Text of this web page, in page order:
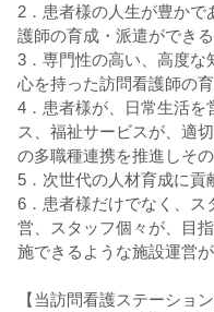
2．患者様の人生が豊か
護師の育成・派遣ができる
3．専門性の高い、高度な
心を持った訪問看護師の
4．患者様が、日常生活を
ス、福祉サービスが、適
の多職種連携を推進しそ
5．次世代の人材育成に貢
6．患者様だけでなく、ス
営、スタッフ個々が、目
施できるような施設運営
【当訪問看護ステーショ